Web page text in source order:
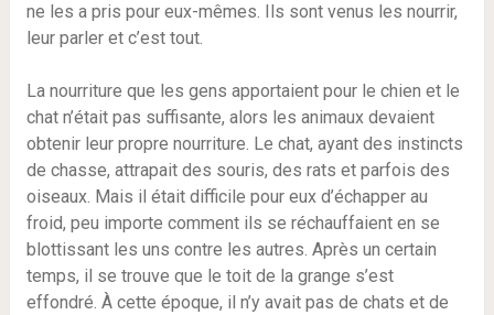
ne les a pris pour eux-mêmes. Ils sont venus les nourrir,
leur parler et c’est tout.
La nourriture que les gens apportaient pour le chien et le
chat n’était pas suffisante, alors les animaux devaient
obtenir leur propre nourriture. Le chat, ayant des instincts
de chasse, attrapait des souris, des rats et parfois des
oiseaux. Mais il était difficile pour eux d’échapper au
froid, peu importe comment ils se réchauffaient en se
blottissant les uns contre les autres. Après un certain
temps, il se trouve que le toit de la grange s’est
effondré. À cette époque, il n’y avait pas de chats et de